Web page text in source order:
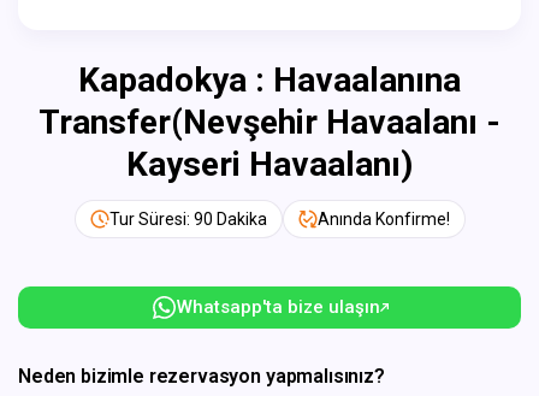
Kapadokya : Havaalanına
Transfer(Nevşehir Havaalanı -
Kayseri Havaalanı)
Tur Süresi: 90 Dakika Anında Konfirme!
Whatsapp'ta bize ulaşın
Neden bizimle rezervasyon yapmalısınız?